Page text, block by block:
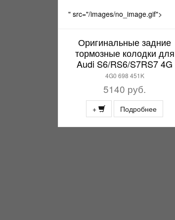
" src="/images/no_image.gif">
Оригинальные задние
тормозные колодки для
Audi S6/RS6/S7RS7 4G
4G0 698 451K
5140 руб.
+ Подробнее